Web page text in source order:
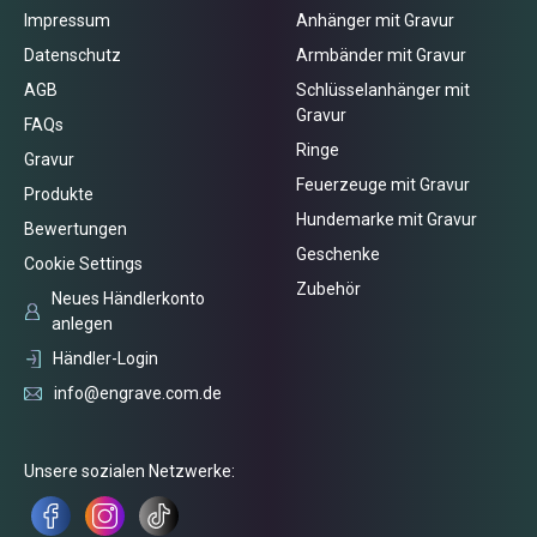
Impressum
Datenschutz
AGB
FAQs
Gravur
Produkte
Bewertungen
Cookie Settings
Neues Händlerkonto
anlegen
Händler-Login
Anhänger mit Gravur
Armbänder mit Gravur
Schlüsselanhänger mit
Gravur
Ringe
Feuerzeuge mit Gravur
Hundemarke mit Gravur
Geschenke
Zubehör
info@engrave.com.de
Unsere sozialen Netzwerke: